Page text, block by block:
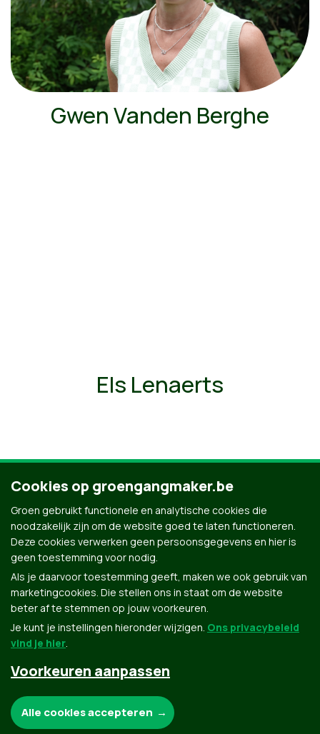
Gwen Vanden Berghe
Els Lenaerts
Ontdek al onze mensen
Groen.be
Cookies op groengangmaker.be
Groen gebruikt functionele en analytische cookies die
noodzakelijk zijn om de website goed te laten functioneren.
Deze cookies verwerken geen persoonsgegevens en hier is
geen toestemming voor nodig.
Als je daarvoor toestemming geeft, maken we ook gebruik van
marketingcookies. Die stellen ons in staat om de website
beter af te stemmen op jouw voorkeuren.
Je kunt je instellingen hieronder wijzigen. Ons privacybeleid
vind je hier.
Voorkeuren aanpassen
Alle cookies accepteren